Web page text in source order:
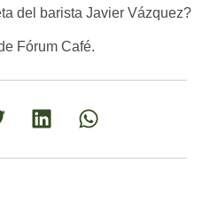
del barista Javier Vázquez?
Fórum Café.